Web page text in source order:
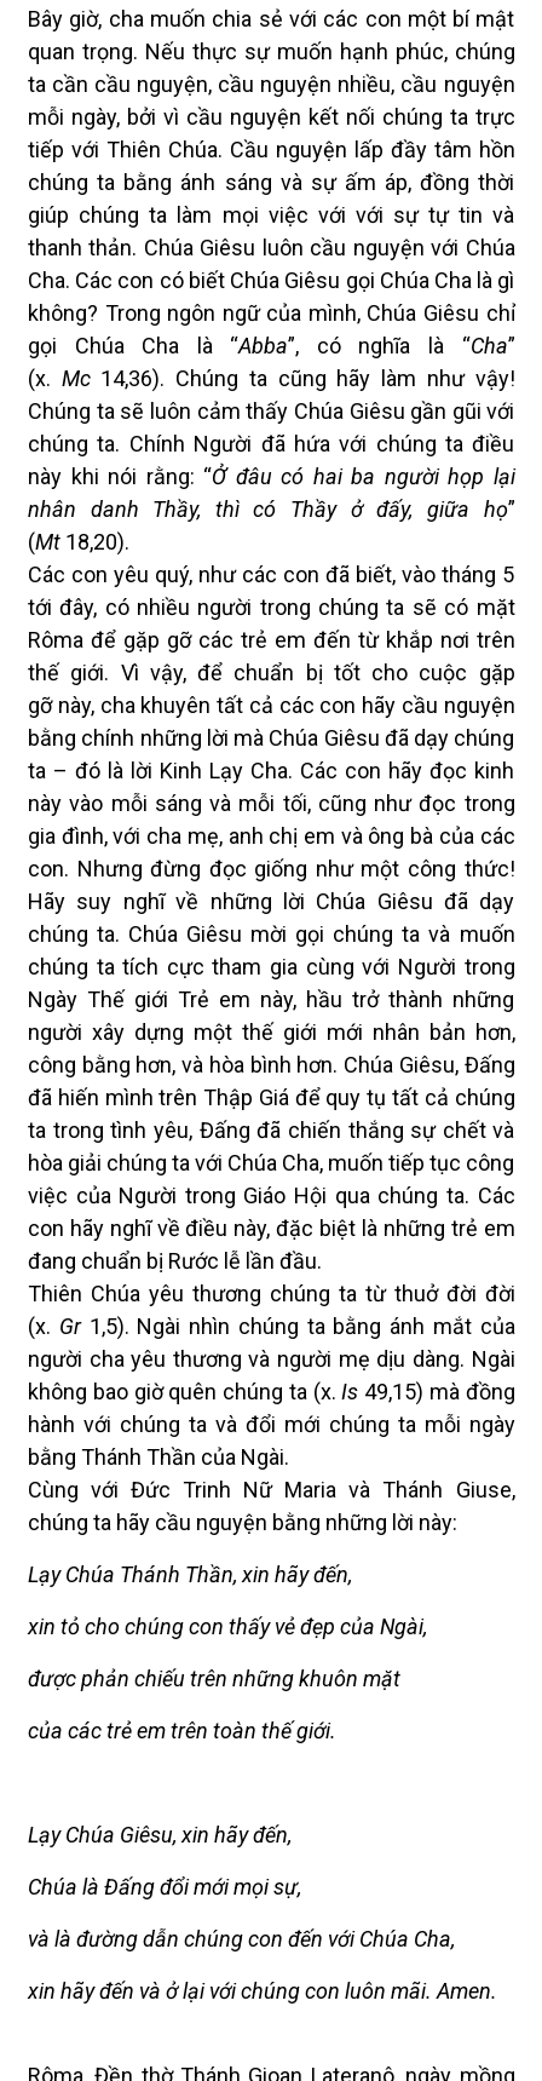
Bây giờ, cha muốn chia sẻ với các con một bí mật
quan trọng. Nếu thực sự muốn hạnh phúc, chúng
ta cần cầu nguyện, cầu nguyện nhiều, cầu nguyện
mỗi ngày, bởi vì cầu nguyện kết nối chúng ta trực
tiếp với Thiên Chúa. Cầu nguyện lấp đầy tâm hồn
chúng ta bằng ánh sáng và sự ấm áp, đồng thời
giúp chúng ta làm mọi việc với với sự tự tin và
thanh thản. Chúa Giêsu luôn cầu nguyện với Chúa
Cha. Các con có biết Chúa Giêsu gọi Chúa Cha là gì
không? Trong ngôn ngữ của mình, Chúa Giêsu chỉ
gọi Chúa Cha là “Abba”, có nghĩa là “Cha”
(x. Mc14,36). Chúng ta cũng hãy làm như vậy!
Chúng ta sẽ luôn cảm thấy Chúa Giêsu gần gũi với
chúng ta. Chính Người đã hứa với chúng ta điều
này khi nói rằng: “Ở đâu có hai ba người họp lại
nhân danh Thầy, thì có Thầy ở đấy, giữa họ”
(Mt 18,20).
Các con yêu quý, như các con đã biết, vào tháng 5
tới đây, có nhiều người trong chúng ta sẽ có mặt
Rôma để gặp gỡ các trẻ em đến từ khắp nơi trên
thế giới. Vì vậy, để chuẩn bị tốt cho cuộc gặp
gỡnày, cha khuyên tất cả các con hãy cầu nguyện
bằng chính những lời mà Chúa Giêsu đã dạy chúng
ta – đó là lời Kinh Lạy Cha. Các con hãy đọc kinh
này vào mỗi sáng và mỗi tối, cũng như đọc trong
gia đình, với cha mẹ, anh chị em và ông bà của các
con. Nhưng đừng đọc giống như một công thức!
Hãy suy nghĩ về những lời Chúa Giêsu đã dạy
chúng ta. Chúa Giêsu mời gọi chúng ta và muốn
chúng ta tích cực tham gia cùng với Người trong
Ngày Thế giới Trẻ em này, hầu trở thành những
người xây dựng một thế giới mới nhân bản hơn,
công bằng hơn, và hòa bình hơn. Chúa Giêsu, Đấng
đã hiến mình trên Thập Giá để quy tụ tất cả chúng
ta trong tình yêu, Đấng đã chiến thắng sự chết và
hòa giải chúng ta với Chúa Cha, muốn tiếp tục công
việc của Người trong Giáo Hội qua chúng ta. Các
con hãy nghĩ về điều này, đặc biệt là những trẻ em
đang chuẩn bị Rước lễ lần đầu.
Thiên Chúa yêu thương chúng ta từ thuở đời đời
(x. Gr1,5). Ngài nhìn chúng ta bằng ánh mắt của
người cha yêu thương và người mẹ dịu dàng. Ngài
không bao giờ quên chúng ta (x.Is 49,15) mà đồng
hành với chúng ta và đổi mới chúng ta mỗi ngày
bằng Thánh Thần của Ngài.
Cùng với Đức Trinh Nữ Maria và Thánh Giuse,
chúng ta hãy cầu nguyện bằng những lời này:
Lạy Chúa Thánh Thần, xin hãy đến,
xin tỏ cho chúng con thấy vẻ đẹp của Ngài,
được phản chiếu trên những khuôn mặt
của các trẻ em trên toàn thế giới.
Lạy Chúa Giêsu, xin hãy đến,
Chúa là Đấng đổi mới mọi sự,
và là đường dẫn chúng con đến với Chúa Cha,
xin hãy đến và ở lại với chúng con luôn mãi. Amen.
Rôma, Đền thờ Thánh Gioan Lateranô, ngày mồng